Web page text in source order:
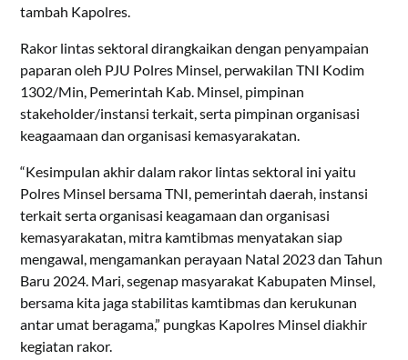
tambah Kapolres.
Rakor lintas sektoral dirangkaikan dengan penyampaian
paparan oleh PJU Polres Minsel, perwakilan TNI Kodim
1302/Min, Pemerintah Kab. Minsel, pimpinan
stakeholder/instansi terkait, serta pimpinan organisasi
keagaamaan dan organisasi kemasyarakatan.
“Kesimpulan akhir dalam rakor lintas sektoral ini yaitu
Polres Minsel bersama TNI, pemerintah daerah, instansi
terkait serta organisasi keagamaan dan organisasi
kemasyarakatan, mitra kamtibmas menyatakan siap
mengawal, mengamankan perayaan Natal 2023 dan Tahun
Baru 2024. Mari, segenap masyarakat Kabupaten Minsel,
bersama kita jaga stabilitas kamtibmas dan kerukunan
antar umat beragama,” pungkas Kapolres Minsel diakhir
kegiatan rakor.